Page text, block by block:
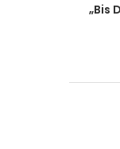
„Bis